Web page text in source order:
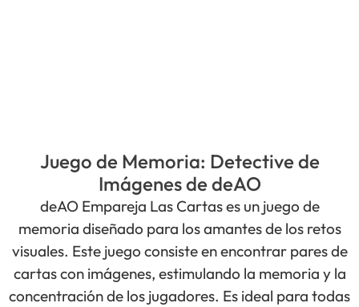
Juego de Memoria: Detective de
Imágenes de deAO
deAO Empareja Las Cartas es un juego de
memoria diseñado para los amantes de los retos
visuales. Este juego consiste en encontrar pares de
cartas con imágenes, estimulando la memoria y la
concentración de los jugadores. Es ideal para todas